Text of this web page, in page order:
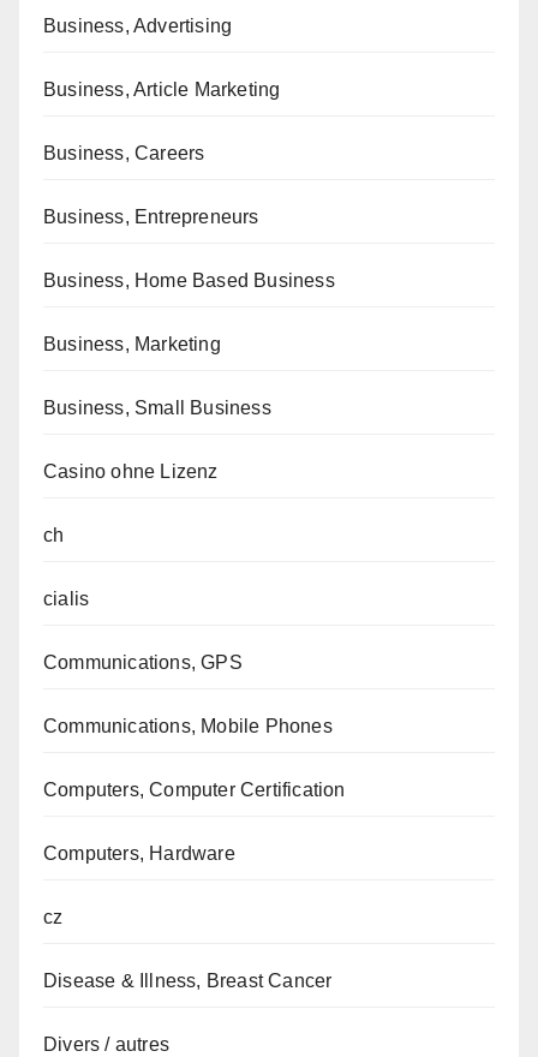
Business, Advertising
Business, Article Marketing
Business, Careers
Business, Entrepreneurs
Business, Home Based Business
Business, Marketing
Business, Small Business
Casino ohne Lizenz
ch
cialis
Communications, GPS
Communications, Mobile Phones
Computers, Computer Certification
Computers, Hardware
cz
Disease & Illness, Breast Cancer
Divers / autres